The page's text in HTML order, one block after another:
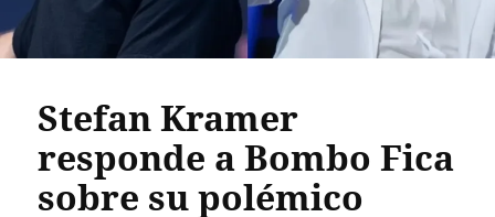
Stefan Kramer
responde a Bombo Fica
sobre su polémico